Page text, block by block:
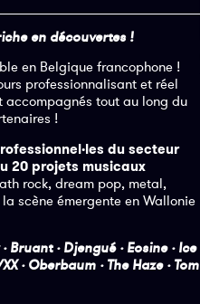
en découvertes !
en Belgique francophone !
professionnalisant et réel
accompagnés tout au long du
!
·les du secteur
20 projets musicaux
rock, dream pop, metal,
scène émergente en Wallonie
Bruant · Djengué · Eosine · Ice
· Oberbaum · The Haze · Tom